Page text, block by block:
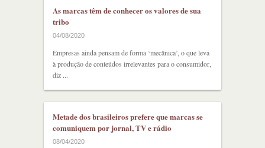
As marcas têm de conhecer os valores de sua
tribo
04/08/2020
Empresas ainda pensam de forma ‘mecânica’, o que leva
à produção de conteúdos irrelevantes para o consumidor,
diz ...
Metade dos brasileiros prefere que marcas se
comuniquem por jornal, TV e rádio
08/04/2020